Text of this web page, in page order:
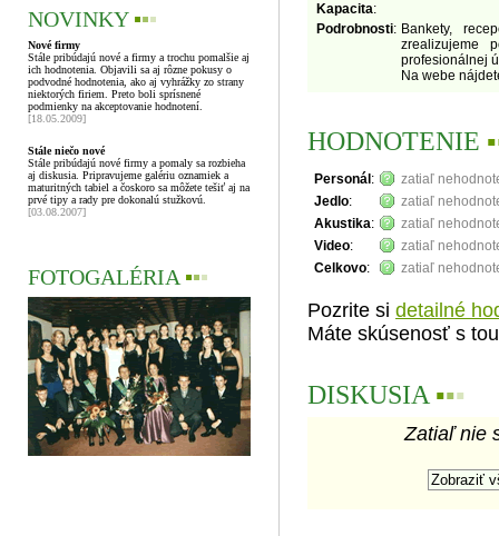
NOVINKY ▪▪▪
Nové firmy
Stále pribúdajú nové a firmy a trochu pomalšie aj
ich hodnotenia. Objavili sa aj rôzne pokusy o
podvodné hodnotenia, ako aj vyhrážky zo strany
niektorých firiem. Preto boli sprísnené
podmienky na akceptovanie hodnotení.
[18.05.2009]
Stále niečo nové
Stále pribúdajú nové firmy a pomaly sa rozbieha
aj diskusia. Pripravujeme galériu oznamiek a
maturitných tabiel a čoskoro sa môžete tešiť aj na
prvé tipy a rady pre dokonalú stužkovú.
[03.08.2007]
FOTOGALÉRIA ▪▪▪
Kapacita:
Podrobnosti: Bankety,
zrealizujeme
profesionálnej
Na webe
HODNOTENIE ▪
Personál :
zatiaľ
Jedlo:
zatiaľ
Akustika:
zatiaľ
Video:
zatiaľ
Celkovo: zatiaľ
Pozrite si detailné
Máte skúsenosť s
DISKUSIA ▪▪▪
Zatiaľ nie